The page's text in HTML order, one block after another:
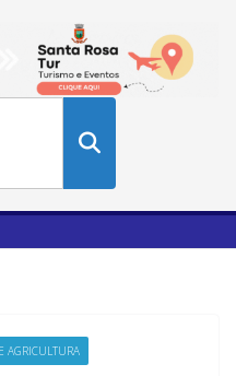
no
AGRICULTURA